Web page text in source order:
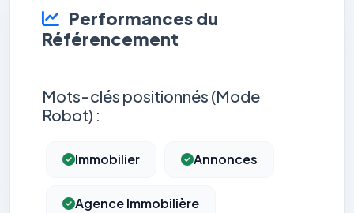
Performances du
Référencement
Mots-clés positionnés (Mode
Robot) :
Immobilier Annonces
Agence Immobilière